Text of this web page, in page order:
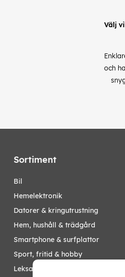
Välj
och
Sortiment
bil
hemelektronik
datorer & kringutrustning
hem, hushåll & trädgård
smartphone & surfplattor
sport, fritid & hobby
leksaker, barn- & babyprodukter